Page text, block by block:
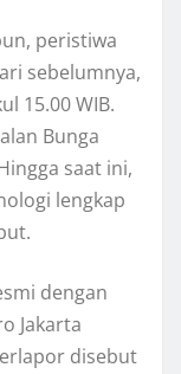
peristiwa
sebelumnya,
15.00 WIB.
Bunga
saat ini,
lengkap
dengan
Jakarta
disebut